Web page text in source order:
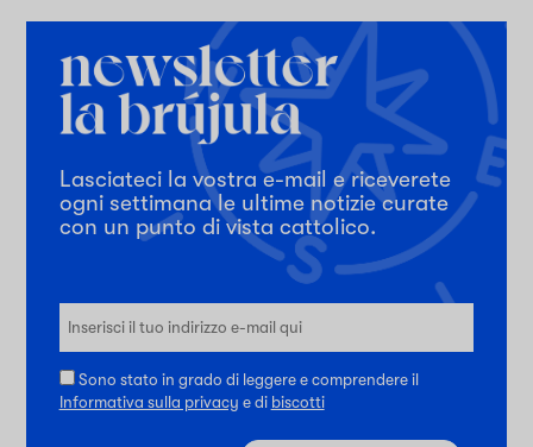
Lasciateci la vostra e-mail e riceverete
ogni settimana le ultime notizie curate
con un punto di vista cattolico.
Sono stato in grado di leggere e comprendere il
Informativa sulla privacy e di biscotti